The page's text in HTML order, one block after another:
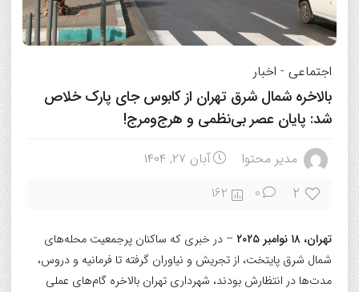
اجتماعی - اخبار
بالاخره شمال شرق تهران از کابوس جای پارک خلاص
شد: پایان عصر بی‌نظمی و هرج‌ومرج!
مدیر محتوا آبان ۲۷, ۱۴۰۴
2
0
162
تهران، ۱۸ نوامبر ۲۰۲۵
– در خبری که ساکنان پرجمعیت محله‌های
شمال شرق پایتخت، از تجریش و نیاوران گرفته تا فرمانیه و دروس،
مدت‌ها در انتظارش بودند، شهرداری تهران بالاخره گام‌های عملی